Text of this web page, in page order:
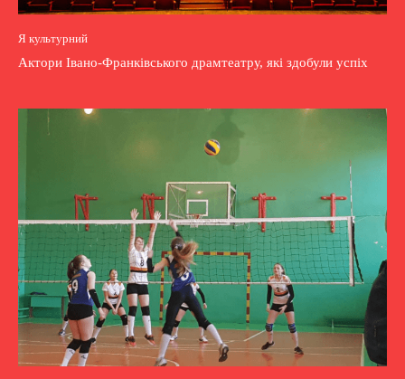
Я культурний
Актори Івано-Франківського драмтеатру, які здобули успіх